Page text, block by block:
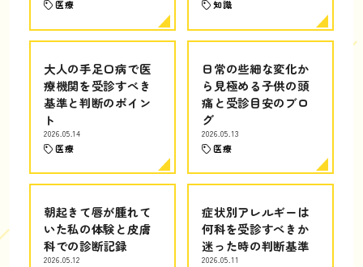
医療 知識
大人の手足口病で医
療機関を受診すべき
基準と判断のポイン
ト
2026.05.14
医療
日常の些細な変化か
ら見極める子供の頭
痛と受診目安のブロ
グ
2026.05.13
医療
朝起きて唇が腫れて
いた私の体験と皮膚
科での診断記録
2026.05.12
症状別アレルギーは
何科を受診すべきか
迷った時の判断基準
2026.05.11